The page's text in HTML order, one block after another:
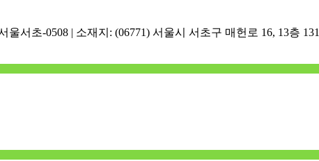
울서초-0508 | 소재지: (06771) 서울시 서초구 매헌로 16, 13층